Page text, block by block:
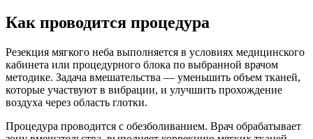
Как проводится процедура
Резекция мягкого неба выполняется в условиях медицинского
кабинета или процедурного блока по выбранной врачом
методике. Задача вмешательства — уменьшить объем тканей,
которые участвуют в вибрации, и улучшить прохождение
воздуха через область глотки.
Процедура проводится с обезболиванием. Врач обрабатывает